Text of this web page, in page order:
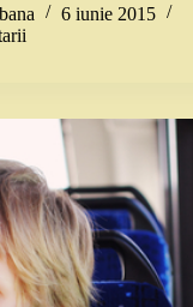
6 iunie 2015